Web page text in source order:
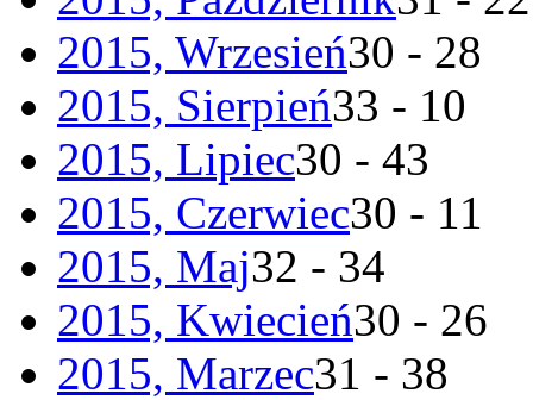
2015, Wrzesień30 - 28
2015, Sierpień33 - 10
2015, Lipiec30 - 43
2015, Czerwiec30 - 11
2015, Maj32 - 34
2015, Kwiecień30 - 26
2015, Marzec31 - 38